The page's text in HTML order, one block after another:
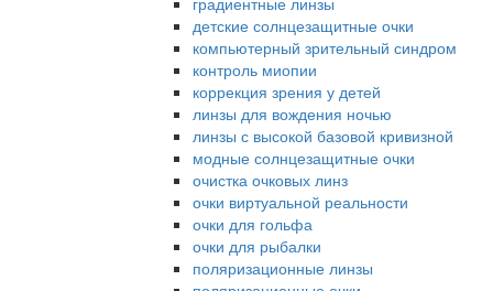
детские солнцезащитные очки
компьютерный зрительный синдром
контроль миопии
коррекция зрения у детей
линзы для вождения ночью
линзы с высокой базовой кривизной
модные солнцезащитные очки
очистка очковых линз
очки виртуальной реальности
очки для гольфа
очки для рыбалки
поляризационные линзы